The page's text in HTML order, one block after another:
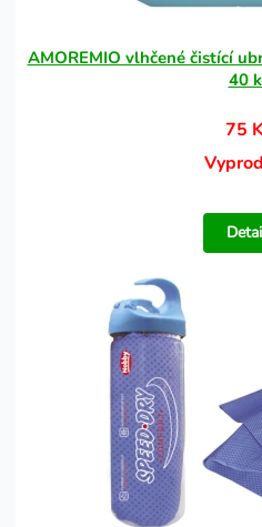
AMOREMIO vlhčené čistící
40
75